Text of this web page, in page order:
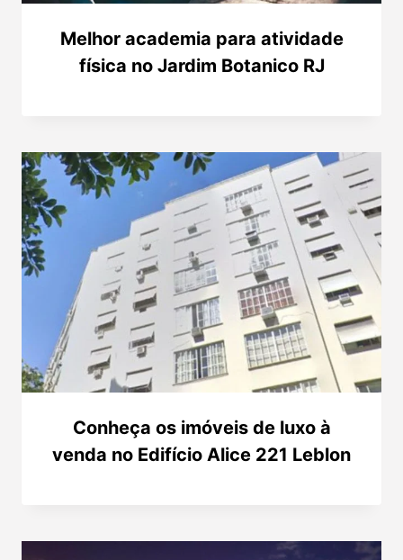
Melhor academia para atividade
física no Jardim Botanico RJ
Conheça os imóveis de luxo à
venda no Edifício Alice 221 Leblon